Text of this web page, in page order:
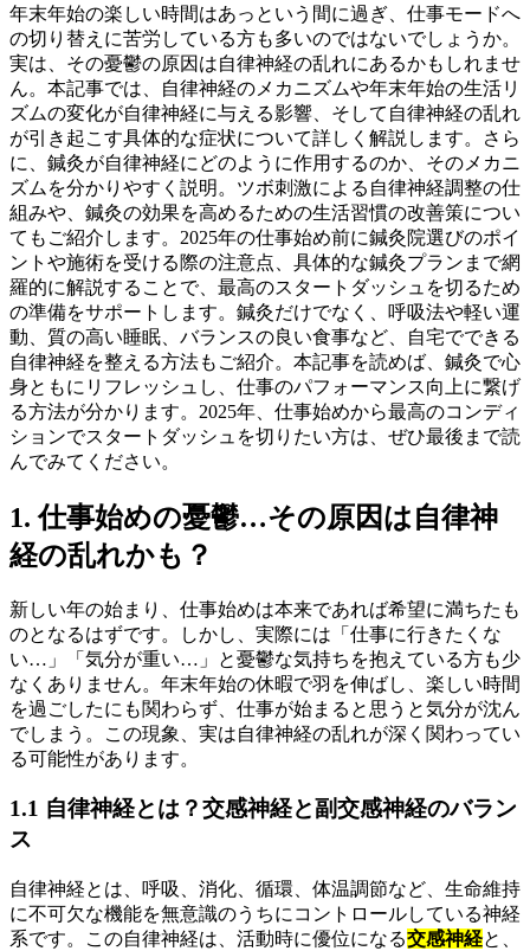
年末年始の楽しい時間はあっという間に過ぎ、仕事モードへ
の切り替えに苦労している方も多いのではないでしょうか。
実は、その憂鬱の原因は自律神経の乱れにあるかもしれませ
ん。本記事では、自律神経のメカニズムや年末年始の生活リ
ズムの変化が自律神経に与える影響、そして自律神経の乱れ
が引き起こす具体的な症状について詳しく解説します。さら
に、鍼灸が自律神経にどのように作用するのか、そのメカニ
ズムを分かりやすく説明。ツボ刺激による自律神経調整の仕
組みや、鍼灸の効果を高めるための生活習慣の改善策につい
てもご紹介します。2025年の仕事始め前に鍼灸院選びのポイ
ントや施術を受ける際の注意点、具体的な鍼灸プランまで網
羅的に解説することで、最高のスタートダッシュを切るため
の準備をサポートします。鍼灸だけでなく、呼吸法や軽い運
動、質の高い睡眠、バランスの良い食事など、自宅でできる
自律神経を整える方法もご紹介。本記事を読めば、鍼灸で心
身ともにリフレッシュし、仕事のパフォーマンス向上に繋げ
る方法が分かります。2025年、仕事始めから最高のコンディ
ションでスタートダッシュを切りたい方は、ぜひ最後まで読
んでみてください。
1. 仕事始めの憂鬱…その原因は自律神
経の乱れかも？
新しい年の始まり、仕事始めは本来であれば希望に満ちたも
のとなるはずです。しかし、実際には「仕事に行きたくな
い…」「気分が重い…」と憂鬱な気持ちを抱えている方も少
なくありません。年末年始の休暇で羽を伸ばし、楽しい時間
を過ごしたにも関わらず、仕事が始まると思うと気分が沈ん
でしまう。この現象、実は自律神経の乱れが深く関わってい
る可能性があります。
1.1 自律神経とは？交感神経と副交感神経のバラン
ス
自律神経とは、呼吸、消化、循環、体温調節など、生命維持
に不可欠な機能を無意識のうちにコントロールしている神経
系です。この自律神経は、活動時に優位になる交感神経と、